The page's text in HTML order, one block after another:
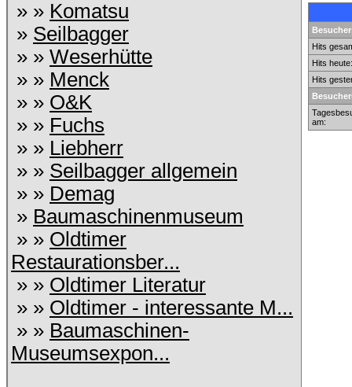
» » Komatsu
» Seilbagger
» » Weserhütte
» » Menck
» » O&K
» » Fuchs
» » Liebherr
» » Seilbagger allgemein
» » Demag
» Baumaschinenmuseum
» » Oldtimer
Restaurationsber...
» » Oldtimer Literatur
» » Oldtimer - interessante M...
» » Baumaschinen-
Museumsexpon...
Hits
Hits heute:
Hits
am: